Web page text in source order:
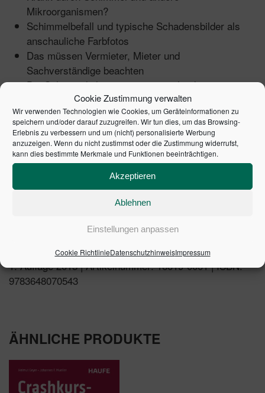
Cookie Zustimmung verwalten
Wir verwenden Technologien wie Cookies, um Geräteinformationen zu
speichern und/oder darauf zuzugreifen. Wir tun dies, um das Browsing-
Erlebnis zu verbessern und um (nicht) personalisierte Werbung
anzuzeigen. Wenn du nicht zustimmst oder die Zustimmung widerrufst,
kann dies bestimmte Merkmale und Funktionen beeinträchtigen.
Akzeptieren
Ablehnen
Einstellungen anpassen
Cookie RichtlinieDatenschutzhinweisImpressum
Mikroorganismen?
Schimmelbefall und typische Schadensbilder als
anschauliche Farbfotos
Das müssen Vermieter, Mieter und
Sachverständige beachten
Die Schimmelpilzsanierung: verschiedene
Möglichkeiten der Schadenbeseitigung
Arbeitshilfen online:
Farbfotos, die bei der Entdeckung und Einordnung
von Schäden helfen
Leitfäden zur Bewertung und Sanierung von
1. Auflage 2015 | Artikelnummer: 16019-0001 | ISBN:
9783648070543
ÄHNLICHE PRODUKTE